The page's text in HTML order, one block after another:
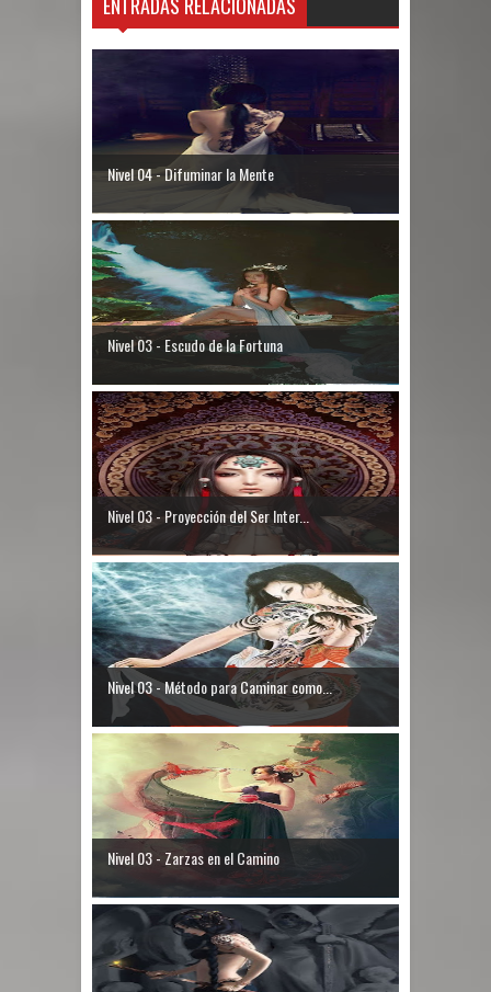
Nivel 04 - Difuminar la Mente
Nivel 03 - Escudo de la Fortuna
Nivel 03 - Proyección del Ser Inter...
Nivel 03 - Método para Caminar como...
Nivel 03 - Zarzas en el Camino